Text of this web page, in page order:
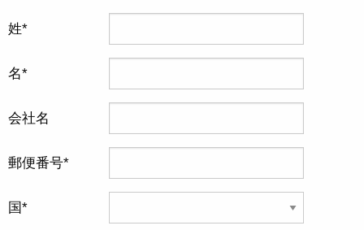
姓
名
会社名
郵便番号
国